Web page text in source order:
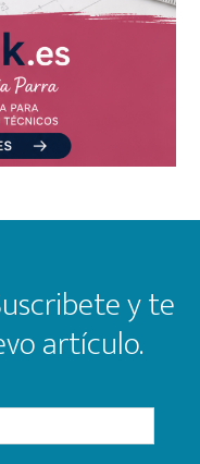
y te
artículo.